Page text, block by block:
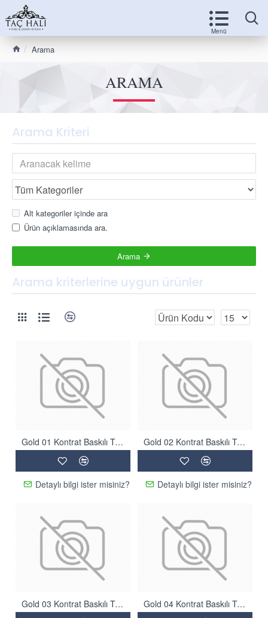
Arama
ARAMA
Arama Kriteri
Alt kategoriler içinde ara
Ürün açıklamasında ara.
Arama
Arama kriterlerine uygun ürünler
Gold 01 Kontrat Baskılı Tüylü Halı
Detaylı bilgi ister misiniz?
Gold 02 Kontrat Baskılı Tüylü Halı
Detaylı bilgi ister misiniz?
Gold 03 Kontrat Baskılı Tüylü Halı Gold 04 Kontrat Baskılı Tüylü Halı